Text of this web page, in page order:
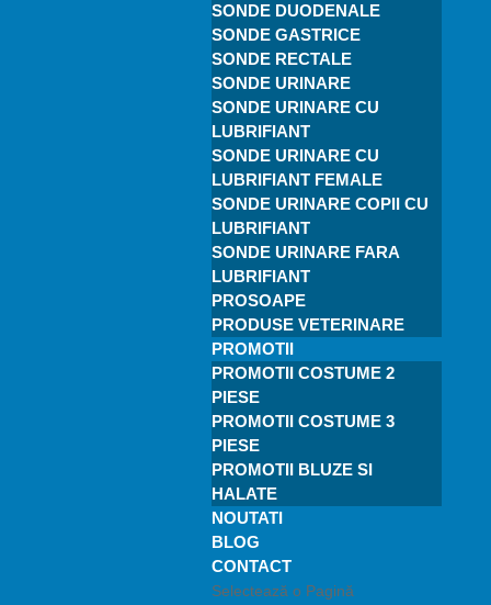
SONDE DUODENALE
SONDE GASTRICE
SONDE RECTALE
SONDE URINARE
SONDE URINARE CU
LUBRIFIANT
SONDE URINARE CU
LUBRIFIANT FEMALE
SONDE URINARE COPII CU
LUBRIFIANT
SONDE URINARE FARA
LUBRIFIANT
PROSOAPE
PRODUSE VETERINARE
PROMOTII
PROMOTII COSTUME 2
PIESE
PROMOTII COSTUME 3
PIESE
PROMOTII BLUZE SI
HALATE
NOUTATI
BLOG
CONTACT
Selectează o Pagină